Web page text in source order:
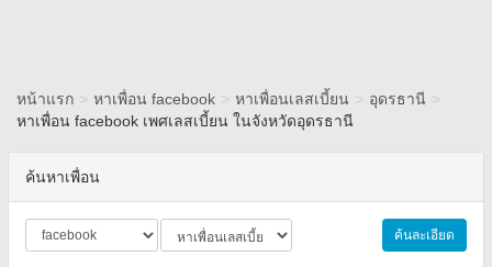
หน้าแรก > หาเพื่อน facebook > หาเพื่อนเลสเบี้ยน > อุดรธานี >
หาเพื่อน facebook เพศเลสเบี้ยน ในจังหวัดอุดรธานี
ค้นหาเพื่อน
ค้นละเอียด